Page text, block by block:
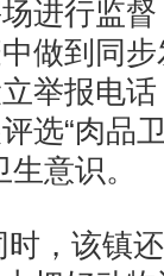
进行监
做到同
举报电
选“肉品
意识。
，该镇还